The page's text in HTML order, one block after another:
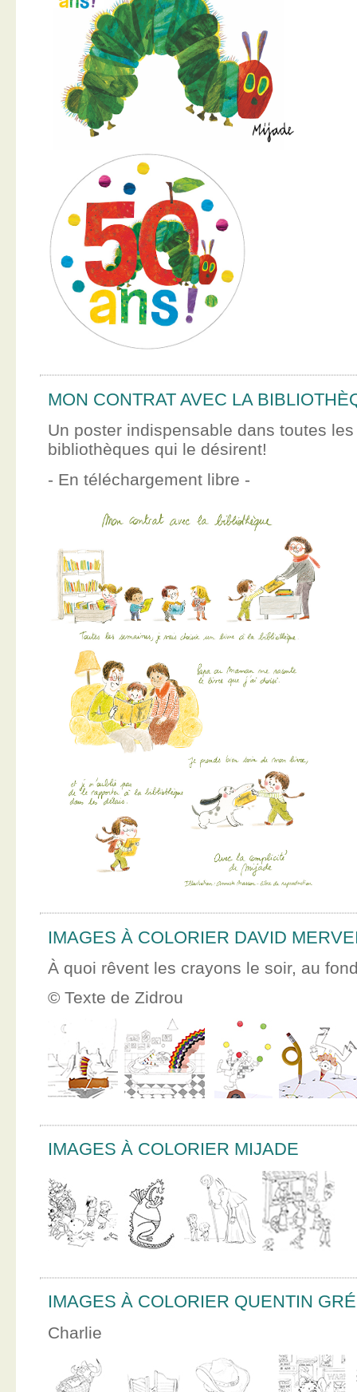
MON CONTRAT AVEC LA
Un poster indispensable dans toutes
bibliothèques qui le désirent!
- En téléchargement libre -
IMAGES À COLORIER DAVID
À quoi rêvent les crayons le soir, au
© Texte de Zidrou
IMAGES À COLORIER MIJADE
IMAGES À COLORIER QUENTIN
Charlie